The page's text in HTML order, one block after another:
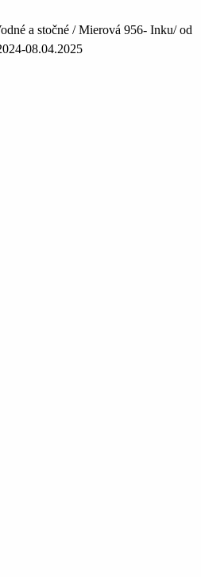
a stočné / Mierová 956- Inku/ od
08.04.2025